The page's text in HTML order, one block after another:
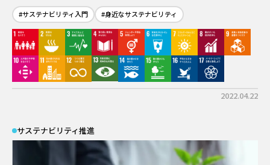
Coresafety
アザス
ACT FOR SKY
するーぷ
グループ会社サイト｜
日揮商事株式会社
日本エヌ・ユー・エス株式会社
日本ファインセラミックス株式会社
#サステナビリティ入門 #身近なサステナビリティ
2022.04.22
サステナビリティ推進